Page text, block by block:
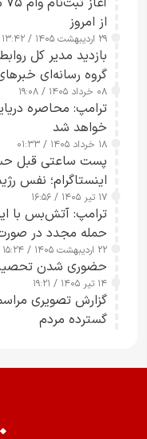
از امروز
۲۹ اردیبهشت ۱۴۰۵ / ۱۳:۴۲
بازدید مدیر کل
گروه رسانه‌ای
رسانه‌های هوشمند و
۰۸ خرداد ۱۴۰۵ / ۱۹:۰۸
ترامپ: محاصره
خواهد شد
۱۸ خرداد ۱۴۰۵ / ۰۱:۳۳
پست ساعتی قبل
اینستاگرام؛ نفس
۱۷ تیر ۱۴۰۵ / ۱۶:۵۶
ترامپ: آتش‌بس با
حمله مجدد در
۲۲ اردیبهشت ۱۴۰۵ / ۱۵:۲۴
حضوری شدن
۱۴ تیر ۱۴۰۵ / ۱۹:۲۱
گزارش تصویری
گسترده مردم